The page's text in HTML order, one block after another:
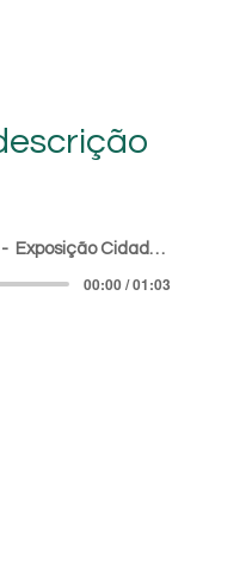
Exposição Cidadela
00:00 / 01:03